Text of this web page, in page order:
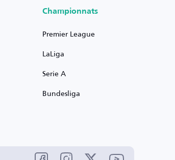
Championnats
Premier League
LaLiga
Serie A
Bundesliga